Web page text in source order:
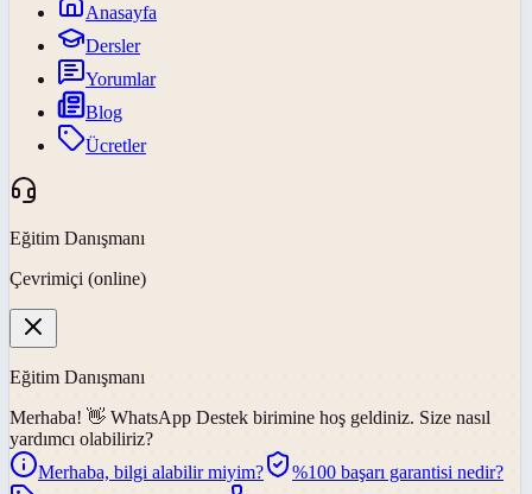
Anasayfa
Dersler
Yorumlar
Blog
Ücretler
Eğitim Danışmanı
Çevrimiçi (online)
Eğitim Danışmanı
Merhaba! 👋 WhatsApp Destek birimine hoş geldiniz. Size nasıl
yardımcı olabiliriz?
Merhaba, bilgi alabilir miyim?
%100 başarı garantisi nedir?